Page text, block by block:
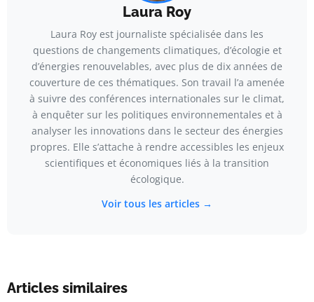
Laura Roy
Laura Roy est journaliste spécialisée dans les
questions de changements climatiques, d’écologie et
d’énergies renouvelables, avec plus de dix années de
couverture de ces thématiques. Son travail l’a amenée
à suivre des conférences internationales sur le climat,
à enquêter sur les politiques environnementales et à
analyser les innovations dans le secteur des énergies
propres. Elle s’attache à rendre accessibles les enjeux
scientifiques et économiques liés à la transition
écologique.
Voir tous les articles →
Articles similaires